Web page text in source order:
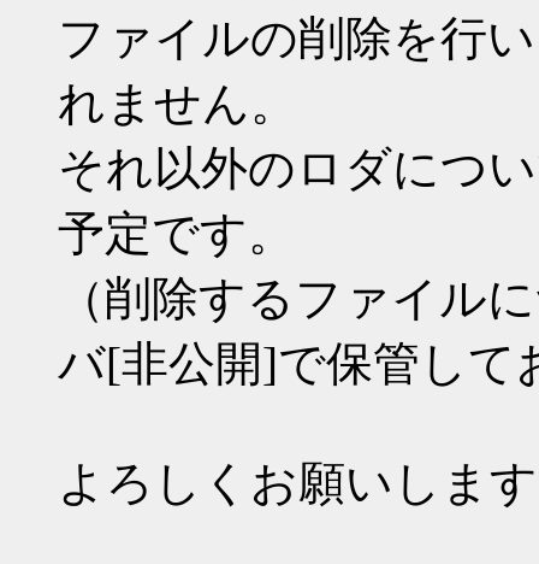
ファイルの削除を行
れません。
それ以外のロダにつ
予定です。
（削除するファイル
バ[非公開]で保管して
よろしくお願いしま